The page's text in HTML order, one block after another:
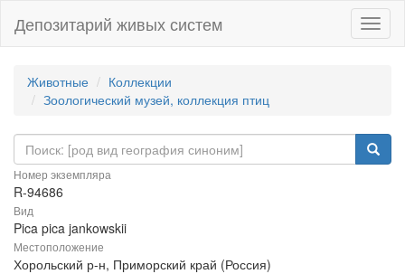
Депозитарий живых систем
Животные
Коллекции
Зоологический музей, коллекция птиц
Номер экземпляра
R-94686
Вид
Pica pica jankowskii
Местоположение
Хорольский р-н, Приморский край (Россия)